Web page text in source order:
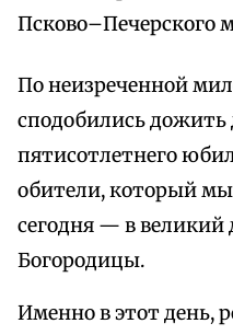
Псково–Печерского
По неизреченной
сподобились дожить
пятисотлетнего
обители, который
сегодня — в великий
Богородицы.
Именно в этот день,